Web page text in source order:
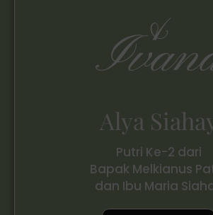
&
Alya
Putri Ke-2 dari
Bapak Melkianus
dan Ibu Maria